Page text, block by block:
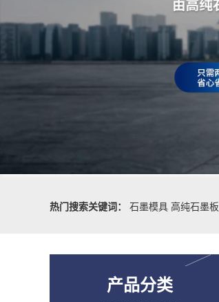
热门搜索关键词：
石墨模具 高纯石墨板
产品分类